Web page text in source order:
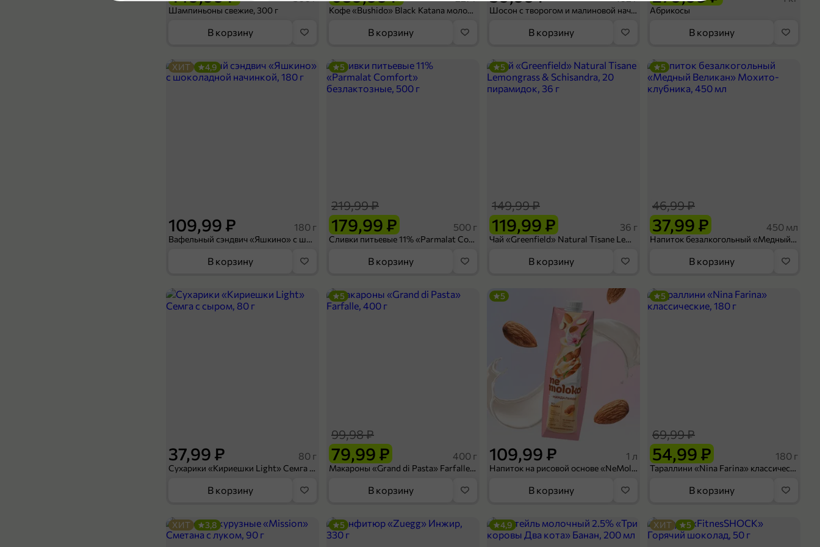
Приправы и сухие смеси
Подкатегория
Шампиньоны свежие, 300 г
В корзину
Кофе «Bushido» Black Katana молотый, 227 г
В корзину
Шосон с творогом и малиновой начинкой, 102 г
В корзину
Абрикосы
В корзину
109,99 ₽ 180 г
Вафельный сэндвич «Яшкино» с шоколадной начинкой, 180 г
ХИТ 4,9
В корзину
179,99 ₽
219,99 ₽
500 г
Сливки питьевые 11% «Parmalat Comfort» безлактозные, 500 г
5
В корзину
119,99 ₽
149,99 ₽
36 г
Чай «Greenfield» Natural Tisane Lemongrass & Schisandra, 20 пирамидок, 36 г
5
В корзину
37,99 ₽
46,99 ₽
450 мл
Напиток безалкогольный «Медный Великан» Мохито-клубника, 450 мл
5
В корзину
37,99 ₽ 80 г
Сухарики «Кириешки Light» Семга с сыром, 80 г
В корзину
79,99 ₽
99,98 ₽
400 г
Макароны «Grand di Pasta» Farfalle, 400 г
5
В корзину
109,99 ₽ 1 л
Напиток на рисовой основе «NeMoloko» «Миндальный», 1 л
5
В корзину
54,99 ₽
69,99 ₽
180 г
Тараллини «Nina Farina» классические, 180 г
5
В корзину
ХИТ 3,8 5 4,9 ХИТ 5